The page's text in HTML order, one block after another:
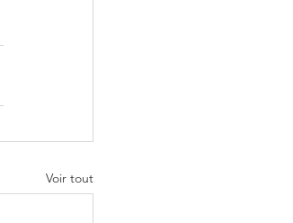
Voir tout